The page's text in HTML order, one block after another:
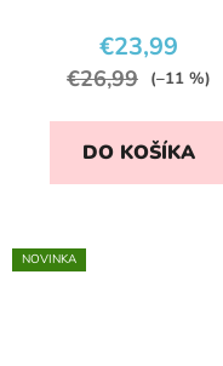
€23,99
€26,99 (–11 %)
DO KOŠÍKA
NOVINKA